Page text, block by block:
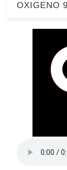
OXIGENO